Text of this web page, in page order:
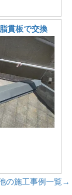
貫板で交換
の施工事例一覧→